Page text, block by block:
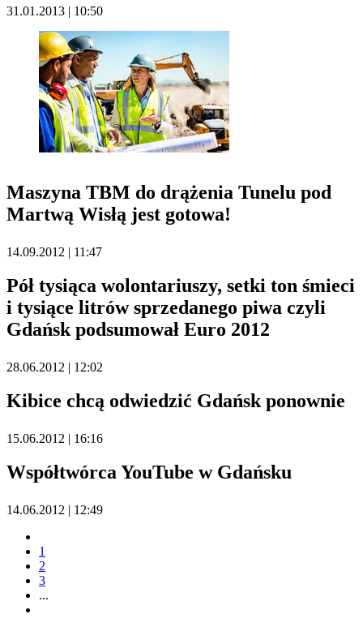
31.01.2013 | 10:50
Maszyna TBM do drążenia Tunelu pod
Martwą Wisłą jest gotowa!
14.09.2012 | 11:47
Pół tysiąca wolontariuszy, setki ton śmieci
i tysiące litrów sprzedanego piwa czyli
Gdańsk podsumował Euro 2012
28.06.2012 | 12:02
Kibice chcą odwiedzić Gdańsk ponownie
15.06.2012 | 16:16
Współtwórca YouTube w Gdańsku
14.06.2012 | 12:49
1
2
3
...